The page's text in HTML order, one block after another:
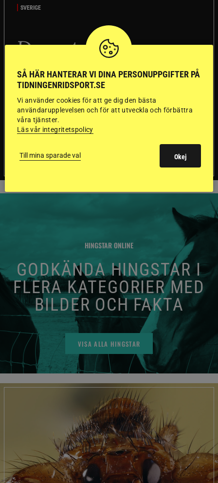
SVERIGE
Dyraste
ridhjälmarna blev
sämst i test
Stort test av ridhjälmar Försäkringsbolaget
Folksam har testat 15 ridhjälmar i olika
prisklasser för att se vilken som är den säkraste.
bäst.
HINGSTAR ONLINE
GODKÄNDA HINGSTAR I
FLERA KATEGORIER MED
BILDER OCH FAKTA
VISA ALLA HINGSTAR
SÅ HÄR HANTERAR VI DINA PERSONUPPGIFTER PÅ
TIDNINGENRIDSPORT.SE
Vi använder cookies för att ge dig den bästa
användarupplevelsen och för att utveckla och förbättra
våra tjänster.
Läs vår integritetspolicy
Till mina sparade val Okej